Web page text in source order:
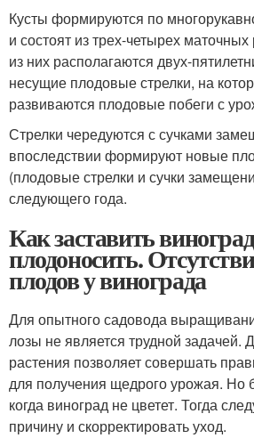
Кусты формируются по
и состоят из трех-четырех
из них располагаются двух-
несущие плодовые стрелки, на
развиваются плодовые побеги с
Стрелки чередуются с сучками
впоследствии формируют новые
(плодовые стрелки и сучки
следующего года.
Как заставить виноград
плодоносить.
плодов у винограда
Для опытного садовода
лозы не является трудной задачей.
растения позволяет совершать
для получения щедрого урожая. Но
когда виноград не цветет. Тогда
причину и скорректировать уход.